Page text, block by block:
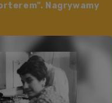
Nagrywamy